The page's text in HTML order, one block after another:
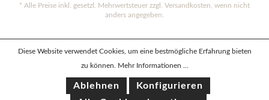
* Alle Preise inkl. gesetzl. Mehrwertsteuer zzgl. Versandkosten , wenn nicht
anders angegeben.
Diese Website verwendet Cookies, um eine bestmögliche Erfahrung bieten
zu können.
Mehr Informationen ...
Ablehnen
Konfigurieren